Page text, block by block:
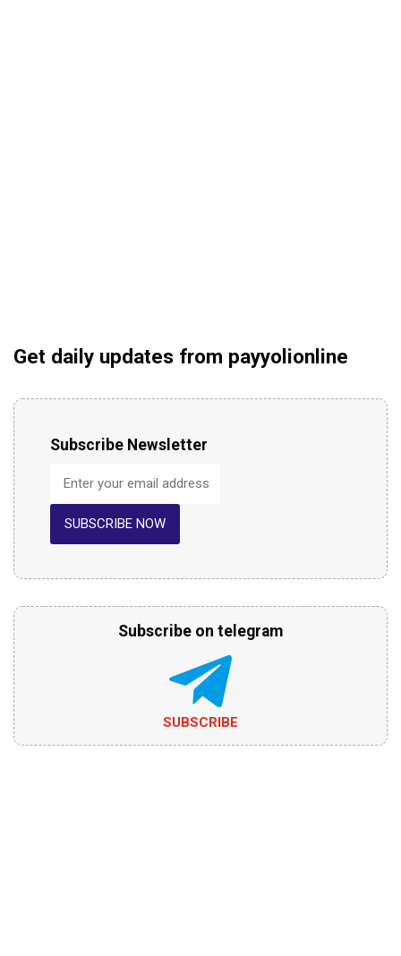
Get daily updates from payyolionline
Subscribe Newsletter
SUBSCRIBE NOW
Subscribe on telegram
SUBSCRIBE